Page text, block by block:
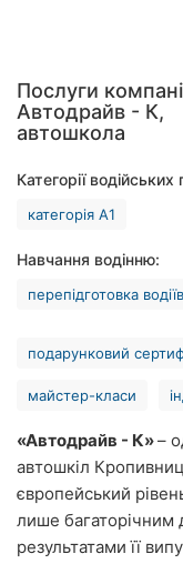
Харків
Запоріжжя
Дніпро
Львів
Ріг
Херсон
Полтава
Чернігів
Черкаси
Послуги
Автодрайв - К,
автошкола
Категорії водійських
категорія А1
Навчання водінню:
перепідготовка водіїв
подарунковий
майстер-класи
«Автодрайв - К»–
автошкіл
європейський
лише багаторічним
результатами її